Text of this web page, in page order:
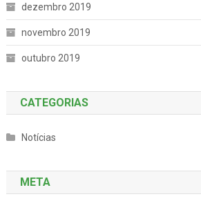
dezembro 2019
novembro 2019
outubro 2019
CATEGORIAS
Notícias
META